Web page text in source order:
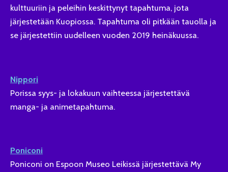
kulttuuriin ja peleihin keskittynyt tapahtuma, jota
järjestetään Kuopiossa. Tapahtuma oli pitkään tauolla ja
se järjestettiin uudelleen vuoden 2019 heinäkuussa.
Nippori
Porissa syys- ja lokakuun vaihteessa järjestettävä
manga- ja animetapahtuma.
Poniconi
Poniconi on Espoon Museo Leikissä järjestettävä My